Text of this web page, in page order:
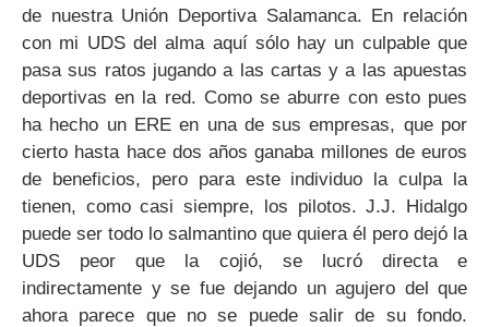
de nuestra Unión Deportiva Salamanca. En relación
con mi UDS del alma aquí sólo hay un culpable que
pasa sus ratos jugando a las cartas y a las apuestas
deportivas en la red. Como se aburre con esto pues
ha hecho un ERE en una de sus empresas, que por
cierto hasta hace dos años ganaba millones de euros
de beneficios, pero para este individuo la culpa la
tienen, como casi siempre, los pilotos. J.J. Hidalgo
puede ser todo lo salmantino que quiera él pero dejó la
UDS peor que la cojió, se lucró directa e
indirectamente y se fue dejando un agujero del que
ahora parece que no se puede salir de su fondo.